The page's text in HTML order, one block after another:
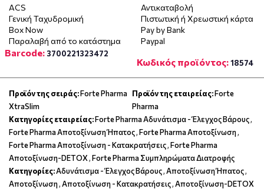
ACS
Γενική Ταχυδρομική
Box Now
Παραλαβή από το κατάστημα
Αντικαταβολή
Πιστωτική ή Χρεωστική κάρτα
Pay by Bank
Paypal
Barcode: 3700221323472
Κωδικός προϊόντος:18574
Προϊόν της σειράς:Forte Pharma
XtraSlim
Προϊόν της εταιρείας:Forte
Pharma
Κατηγορίες εταιρείας:Forte Pharma Αδυνάτισμα - Έλεγχος Βάρους,
Forte Pharma Αποτοξίνωση Ήπατος,Forte Pharma Αποτοξίνωση,
Forte Pharma Αποτοξίνωση - Κατακρατήσεις,Forte Pharma
Αποτοξίνωση-DETOX,Forte Pharma Συμπληρώματα Διατροφής
Κατηγορίες:Αδυνάτισμα - Έλεγχος Βάρους,Αποτοξίνωση Ήπατος,
Αποτοξίνωση,Αποτοξίνωση - Κατακρατήσεις,Αποτοξίνωση-DETOX